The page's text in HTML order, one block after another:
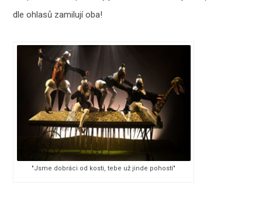
dle ohlasů zamilují oba!
"Jsme dobráci od kosti, tebe už jinde pohostí"